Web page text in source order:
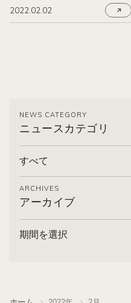
NEWS CATEGORY
ニュースカテゴリ
すべて
ARCHIVES
アーカイブ
期間を選択
ISラウンジチェア（宮崎椅子製作
所）
2022.02.02